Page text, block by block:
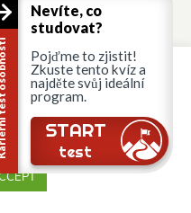
pro:
All rights reserved.
soubory cookie,
služby tím, že si
návštěvy.
s používáním
Nevíte, co
studovat?
Pojďme to zjistit!
Zkuste tento kvíz a
najděte svůj ideální
program.
START
test